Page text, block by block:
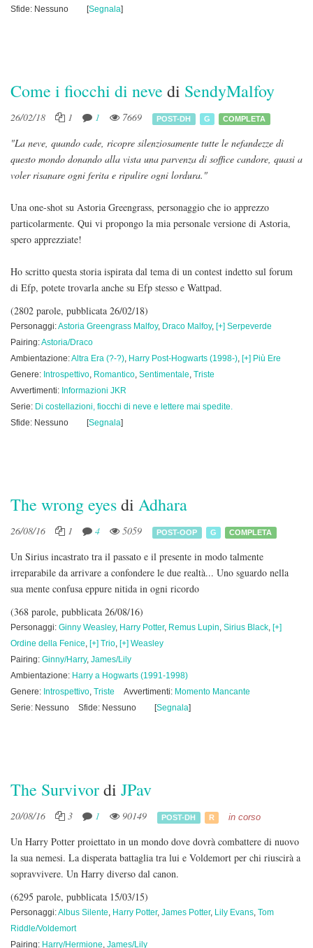
Sfide: Nessuno
[Segnala]
Come i fiocchi di neve di SendyMalfoy
26/02/18 1 1 7669 POST-DH G COMPLETA
"La neve, quando cade, ricopre silenziosamente tutte le nefandezze di
questo mondo donando alla vista una parvenza di soffice candore, quasi a
voler risanare ogni ferita e ripulire ogni lordura."
Una one-shot su Astoria Greengrass, personaggio che io apprezzo
particolarmente. Qui vi propongo la mia personale versione di Astoria,
spero apprezziate!
Ho scritto questa storia ispirata dal tema di un contest indetto sul forum
di Efp, potete trovarla anche su Efp stesso e Wattpad.
(2802 parole, pubblicata 26/02/18)
Personaggi:Astoria Greengrass Malfoy, Draco Malfoy, [+] Serpeverde
Pairing:Astoria/Draco
Ambientazione:Altra Era (?-?), Harry Post-Hogwarts (1998-), [+] Più Ere
Genere: Introspettivo, Romantico, Sentimentale, Triste
Avvertimenti: Informazioni JKR
Serie: Di costellazioni, fiocchi di neve e lettere mai spedite.
Sfide: Nessuno
[Segnala]
The wrong eyesdi Adhara
26/08/16 1 4 5059 POST-OOP G COMPLETA
Un Sirius incastrato tra il passato e il presente in modo talmente
irreparabile da arrivare a confondere le due realtà... Uno sguardo nella
sua mente confusa eppure nitida in ogni ricordo
(368 parole, pubblicata 26/08/16)
Personaggi: Ginny Weasley, Harry Potter, Remus Lupin, Sirius Black, [+]
Ordine della Fenice, [+] Trio, [+] Weasley
Pairing: Ginny/Harry, James/Lily
Ambientazione: Harry a Hogwarts (1991-1998)
Genere: Introspettivo, Triste Avvertimenti: Momento Mancante
Serie: Nessuno
Sfide: Nessuno [Segnala]
The Survivordi JPav
20/08/16 3 1 90149 POST-DH R in corso
Un Harry Potter proiettato in un mondo dove dovrà combattere di nuovo
la sua nemesi. La disperata battaglia tra lui e Voldemort per chi riuscirà a
sopravvivere. Un Harry diverso dal canon.
(6295 parole, pubblicata 15/03/15)
Personaggi:Albus Silente, Harry Potter, James Potter, Lily Evans, Tom
Riddle/Voldemort
Pairing: Harry/Hermione, James/Lily